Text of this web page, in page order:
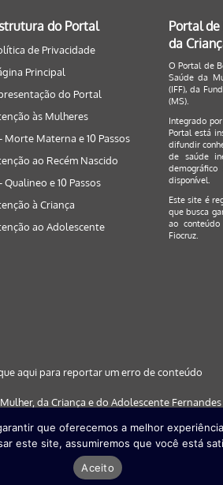
do Portal
de Privacidade
Principal
do Portal
às Mulheres
- Morte Materna e 10 Passos
ao Recém Nascido
- Qualineo e 10 Passos
à Criança
ao Adolescente
Portal
da
O Portal de
Saúde da
(IFF), da
(MS).
Integrado
Portal está
difundir
de saúde
disponível.
Este site é
que busca
ao
Fiocruz.
aqui para reportar um erro de conteúdo
da Criança e do Adolescente Fernandes
Chrome (a partir da versão 30) |
partir da versão 29)
Desenvolvido porQuattri Design
que oferecemos a melhor
este site, assumiremos que você está
Aceito